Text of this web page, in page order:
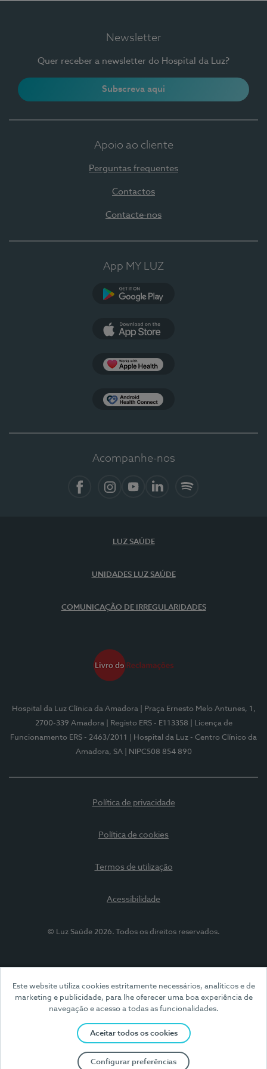
Este website utiliza cookies estritamente necessários, analíticos e de
marketing e publicidade, para lhe oferecer uma boa experiência de
navegação e acesso a todas as funcionalidades.
Aceitar todos os cookies
Configurar preferências
Newsletter
Quer receber a newsletter do Hospital da Luz?
Subscreva aqui
Apoio ao cliente
Perguntas frequentes
Contactos
Contacte-nos
App MY LUZ
Acompanhe-nos
LUZ SAÚDE
UNIDADES LUZ SAÚDE
COMUNICAÇÃO DE IRREGULARIDADES
Hospital da Luz Clínica da Amadora
| Praça Ernesto Melo Antunes, 1,
2700-339 Amadora
| Registo ERS - E113358
| Licença de
Funcionamento ERS - 2463/2011
| Hospital da Luz - Centro Clínico da
Amadora, SA
| NIPC508 854 890
Política de privacidade
Política de cookies
Termos de utilização
Acessibilidade
© Luz Saúde 2026. Todos os direitos reservados.